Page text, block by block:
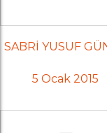
SABRİ YUSUF
5 Ocak 2015